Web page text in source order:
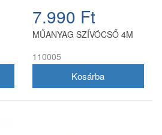
7.990 Ft
MŰANYAG SZÍVÓCSŐ 4M
110005